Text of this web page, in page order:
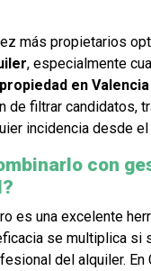
más propietarios
, especialmente
en Valencia
de filtrar candidatos,
incidencia desde el
con
es una excelente
se multiplica si
del alquiler. En